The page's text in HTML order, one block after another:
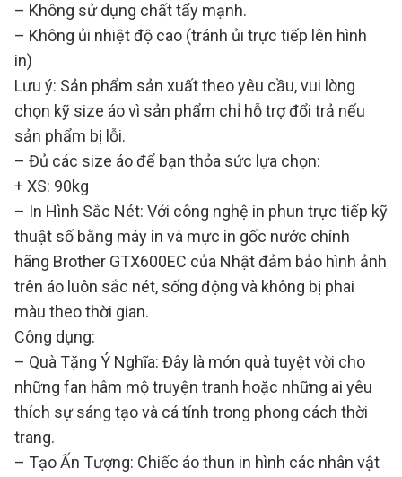
– Không sử dụng chất tẩy mạnh.
– Không ủi nhiệt độ cao (tránh ủi trực tiếp lên hình
in)
Lưu ý: Sản phẩm sản xuất theo yêu cầu, vui lòng
chọn kỹ size áo vì sản phẩm chỉ hỗ trợ đổi trả nếu
sản phẩm bị lỗi.
– Đủ các size áo để bạn thỏa sức lựa chọn:
+ XS: 90kg
– In Hình Sắc Nét: Với công nghệ in phun trực tiếp kỹ
thuật số bằng máy in và mực in gốc nước chính
hãng Brother GTX600EC của Nhật đảm bảo hình ảnh
trên áo luôn sắc nét, sống động và không bị phai
màu theo thời gian.
Công dụng:
– Quà Tặng Ý Nghĩa: Đây là món quà tuyệt vời cho
những fan hâm mộ truyện tranh hoặc những ai yêu
thích sự sáng tạo và cá tính trong phong cách thời
trang.
– Tạo Ấn Tượng: Chiếc áo thun in hình các nhân vật